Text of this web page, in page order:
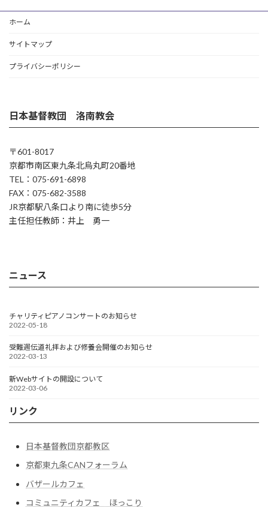
ホーム
サイトマップ
プライバシーポリシー
日本基督教団 洛南教会
〒601-8017
京都市南区東九条北烏丸町20番地
TEL：075-691-6898
FAX：075-682-3588
JR京都駅八条口より南に徒歩5分
主任担任教師：井上 勇一
ニュース
チャリティピアノコンサートのお知らせ
2022-05-18
受難週伝道礼拝および修養会開催のお知らせ
2022-03-13
新Webサイトの開設について
2022-03-06
リンク
日本基督教団京都教区
京都東九条CANフォーラム
バザールカフェ
コミュニティカフェ ほっこり